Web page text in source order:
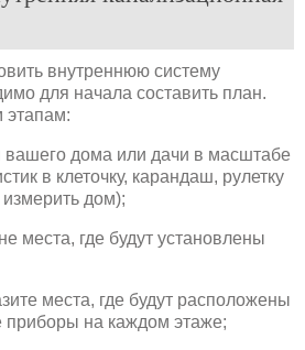
внутреннюю систему
для начала составить план.
вашего дома или дачи в масштабе
в клеточку, карандаш, рулетку
дом);
места, где будут установлены
места, где будут расположены
приборы на каждом этаже;